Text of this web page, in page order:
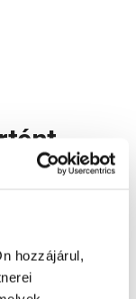
hozzájárul,